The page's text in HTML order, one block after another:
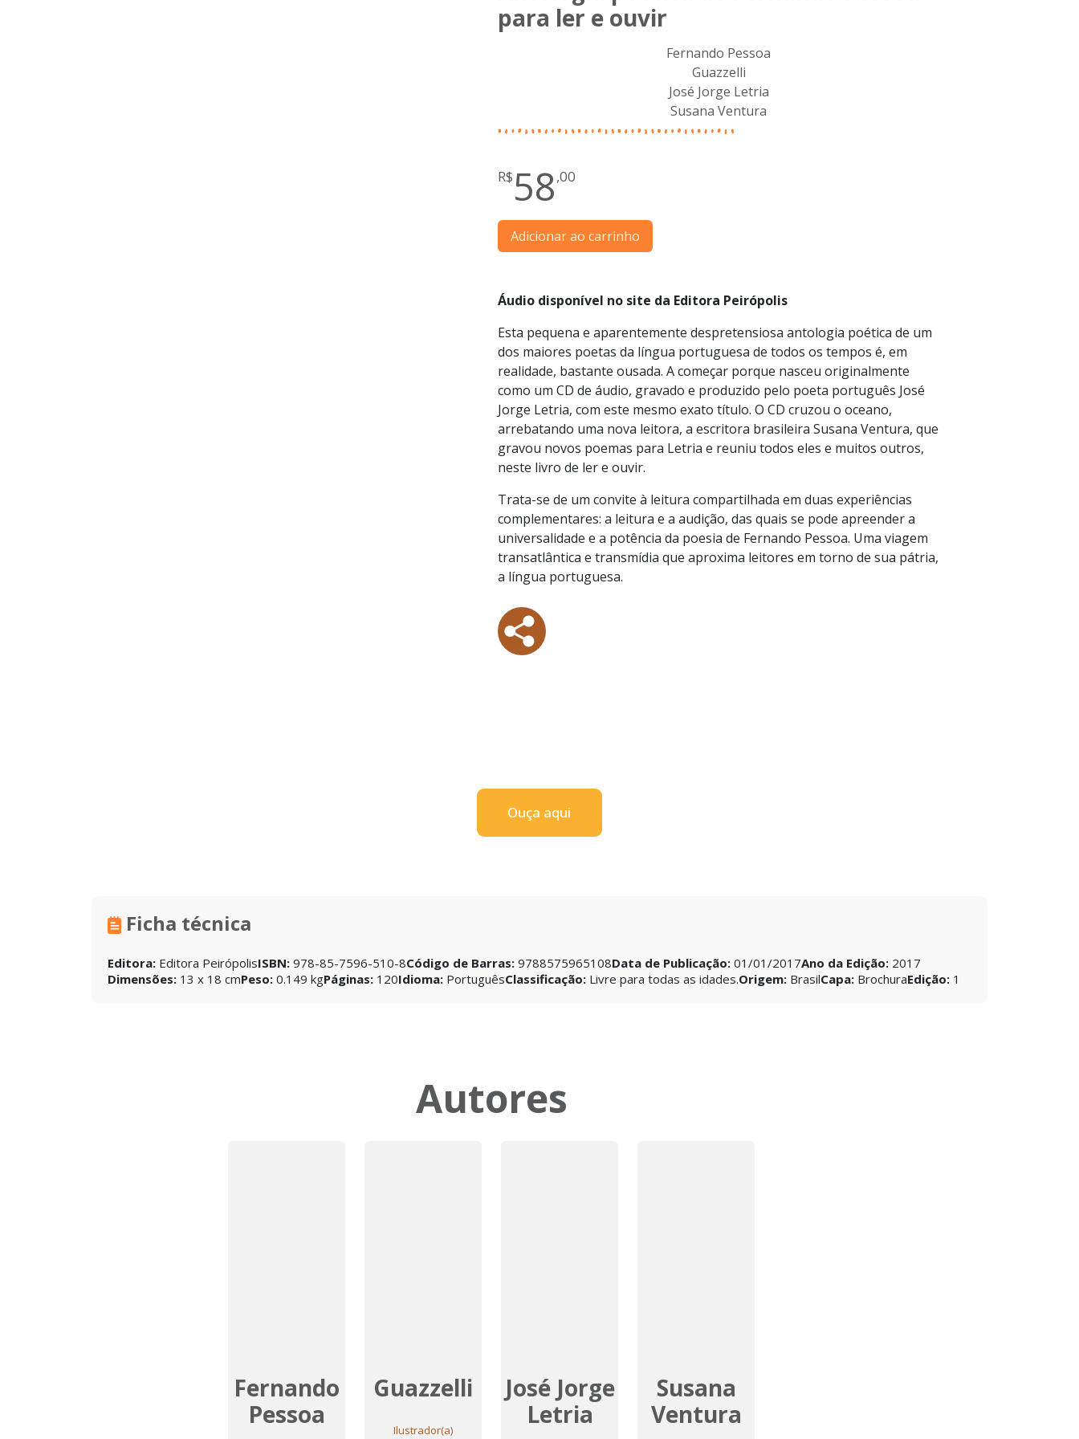
para ler e ouvir
Fernando Pessoa
Guazzelli
José Jorge Letria
Susana Ventura
R$58,00
Adicionar ao carrinho
Áudio disponível no site da Editora Peirópolis
Esta pequena e aparentemente despretensiosa antologia poética de um
dos maiores poetas da língua portuguesa de todos os tempos é, em
realidade, bastante ousada. A começar porque nasceu originalmente
como um CD de áudio, gravado e produzido pelo poeta português José
Jorge Letria, com este mesmo exato título. O CD cruzou o oceano,
arrebatando uma nova leitora, a escritora brasileira Susana Ventura, que
gravou novos poemas para Letria e reuniu todos eles e muitos outros,
neste livro de ler e ouvir.
Trata-se de um convite à leitura compartilhada em duas experiências
complementares: a leitura e a audição, das quais se pode apreender a
universalidade e a potência da poesia de Fernando Pessoa. Uma viagem
transatlântica e transmídia que aproxima leitores em torno de sua pátria,
a língua portuguesa.
Ouça aqui
Ficha técnica
Editora: Editora PeirópolisISBN: 978-85-7596-510-8Código de Barras: 9788575965108Data de Publicação: 01/01/2017Ano da Edição: 2017
Dimensões: 13 x 18 cmPeso: 0.149 kgPáginas: 120Idioma: PortuguêsClassificação: Livre para todas as idades.Origem: BrasilCapa: BrochuraEdição: 1
Autores
Fernando
Pessoa
Guazzelli
Ilustrador(a)
José Jorge
Letria
Susana
Ventura